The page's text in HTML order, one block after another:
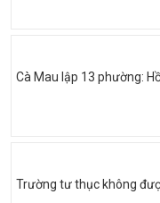
Cà Mau lập 13 phường:
Trường tư thục không